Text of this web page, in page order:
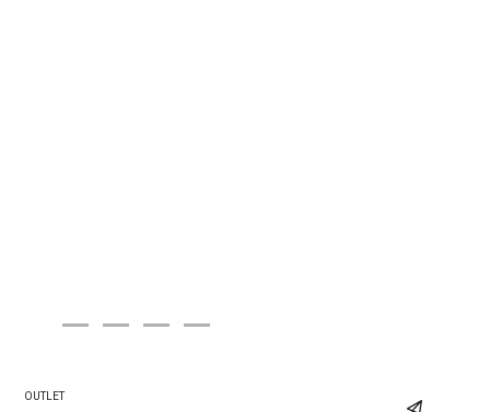
OUTLET